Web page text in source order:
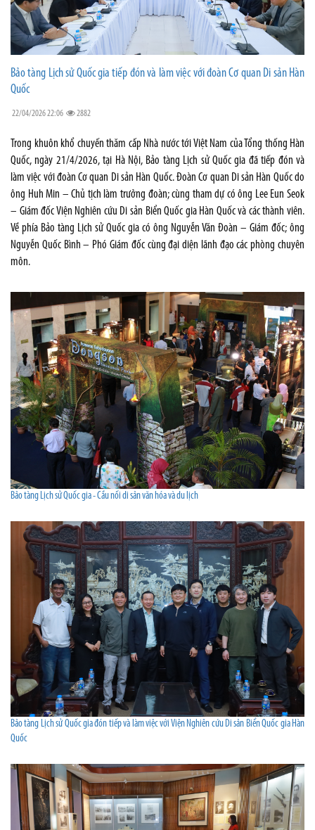
Bảo tàng Lịch sử Quốc gia tiếp đón và làm việc với đoàn Cơ quan Di sản Hàn
Quốc
22/04/2026 22:06 2882
Trong khuôn khổ chuyến thăm cấp Nhà nước tới Việt Nam của Tổng thống Hàn
Quốc, ngày 21/4/2026, tại Hà Nội, Bảo tàng Lịch sử Quốc gia đã tiếp đón và
làm việc với đoàn Cơ quan Di sản Hàn Quốc. Đoàn Cơ quan Di sản Hàn Quốc do
ông Huh Min – Chủ tịch làm trưởng đoàn; cùng tham dự có ông Lee Eun Seok
– Giám đốc Viện Nghiên cứu Di sản Biển Quốc gia Hàn Quốc và các thành viên.
Về phía Bảo tàng Lịch sử Quốc gia có ông Nguyễn Văn Đoàn – Giám đốc; ông
Nguyễn Quốc Bình – Phó Giám đốc cùng đại diện lãnh đạo các phòng chuyên
môn.
Bảo tàng Lịch sử Quốc gia - Cầu nối di sản văn hóa và du lịch
Bảo tàng Lịch sử Quốc gia đón tiếp và làm việc với Viện Nghiên cứu Di sản Biển Quốc gia Hàn
Quốc